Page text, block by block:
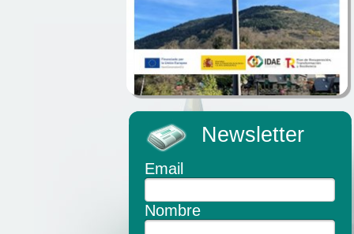
Newsletter
Email
Nombre